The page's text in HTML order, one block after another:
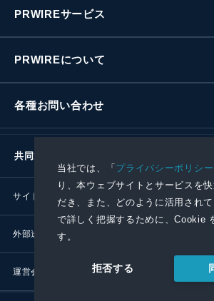
当社では、「プライバシーポリシー
り、本ウェブサイトとサービスを
だき、また、どのように活用され
で詳しく把握するために、Cookie
す。
拒否する
PRWIREサービス
PRWIREについて
各種お問い合わせ
共同通信社グループ
サイトポリシー プライバ
外部送信ポリシー
運営会社